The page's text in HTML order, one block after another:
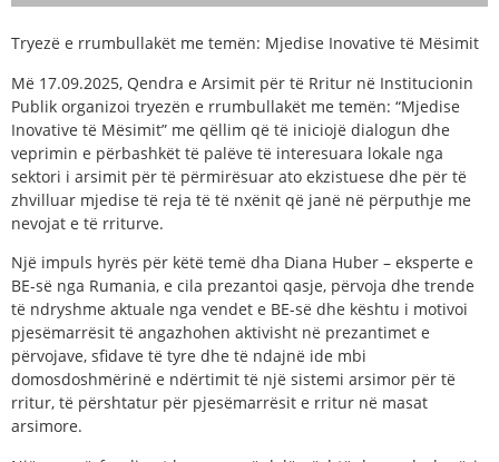
Tryezë e rrumbullakët me temën: Mjedise Inovative të Mësimit
Më 17.09.2025, Qendra e Arsimit për të Rritur në Institucionin
Publik organizoi tryezën e rrumbullakët me temën: “Mjedise
Inovative të Mësimit” me qëllim që të iniciojë dialogun dhe
veprimin e përbashkët të palëve të interesuara lokale nga
sektori i arsimit për të përmirësuar ato ekzistuese dhe për të
zhvilluar mjedise të reja të të nxënit që janë në përputhje me
nevojat e të rriturve.
Një impuls hyrës për këtë temë dha Diana Huber – eksperte e
BE-së nga Rumania, e cila prezantoi qasje, përvoja dhe trende
të ndryshme aktuale nga vendet e BE-së dhe kështu i motivoi
pjesëmarrësit të angazhohen aktivisht në prezantimet e
përvojave, sfidave të tyre dhe të ndajnë ide mbi
domosdoshmërinë e ndërtimit të një sistemi arsimor për të
rritur, të përshtatur për pjesëmarrësit e rritur në masat
arsimore.